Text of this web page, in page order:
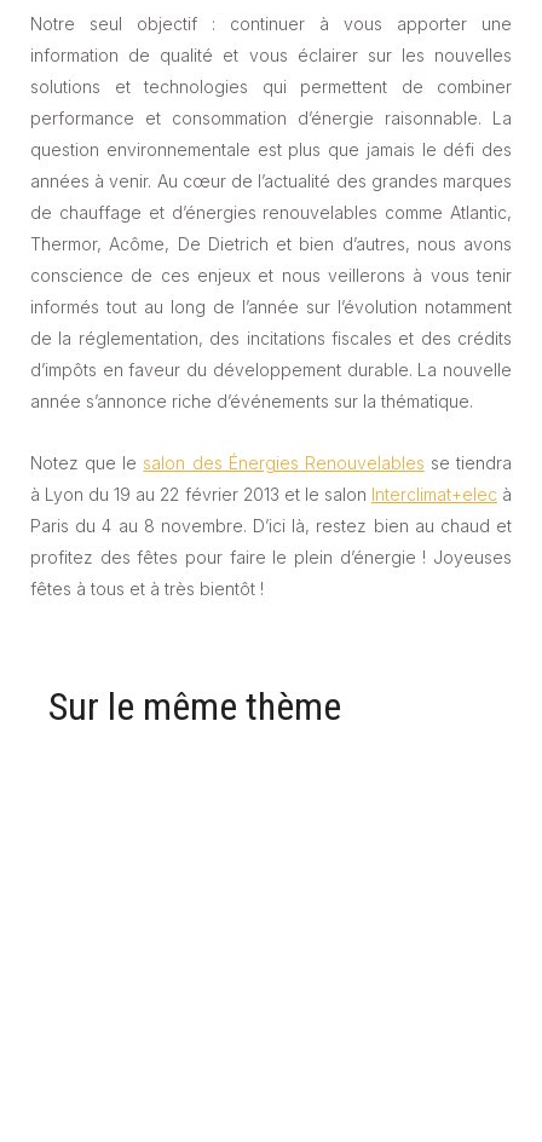
Notre seul objectif : continuer à vous apporter une
information de qualité et vous éclairer sur les nouvelles
solutions et technologies qui permettent de combiner
performance et consommation d’énergie raisonnable. La
question environnementale est plus que jamais le défi des
années à venir. Au cœur de l’actualité des grandes marques
de chauffage et d’énergies renouvelables comme Atlantic,
Thermor, Acôme, De Dietrich et bien d’autres, nous avons
conscience de ces enjeux et nous veillerons à vous tenir
informés tout au long de l’année sur l’évolution notamment
de la réglementation, des incitations fiscales et des crédits
d’impôts en faveur du développement durable. La nouvelle
année s’annonce riche d’événements sur la thématique.
Notez que le salon des Énergies Renouvelables se tiendra
à Lyon du 19 au 22 février 2013 et le salon Interclimat+elec à
Paris du 4 au 8 novembre. D’ici là, restez bien au chaud et
profitez des fêtes pour faire le plein d’énergie ! Joyeuses
fêtes à tous et à très bientôt !
Sur le même thème